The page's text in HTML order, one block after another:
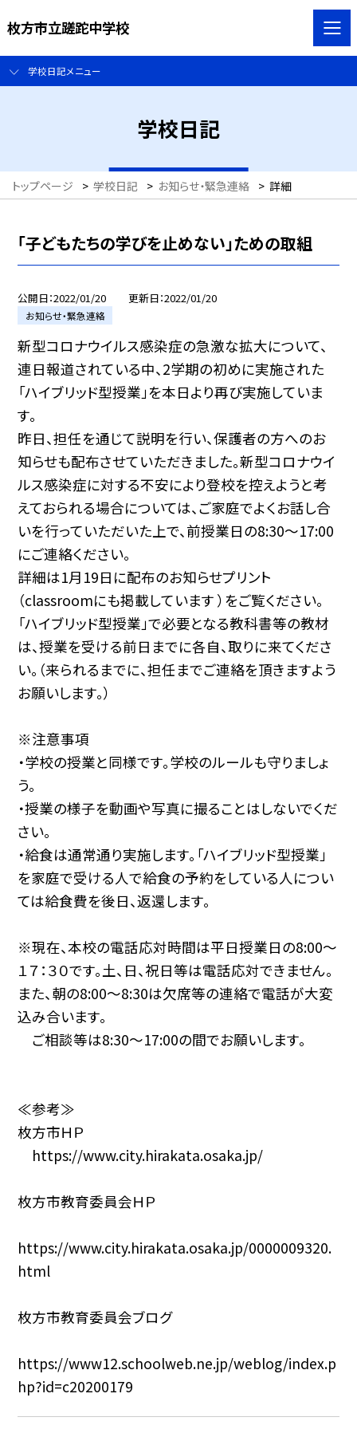
枚方市立蹉跎中学校
学校日記メニュー
学校日記
トップページ > 学校日記 > お知らせ・緊急連絡 > 詳細
「子どもたちの学びを止めない」ための取組
公開日 2022/01/20 更新日 2022/01/20
お知らせ・緊急連絡
新型コロナウイルス感染症の急激な拡大について、
連日報道されている中、2学期の初めに実施された
「ハイブリッド型授業」を本日より再び実施していま
す。
昨日、担任を通じて説明を行い、保護者の方へのお
知らせも配布させていただきました。新型コロナウイ
ルス感染症に対する不安により登校を控えようと考
えておられる場合については、ご家庭でよくお話し合
いを行っていただいた上で、前授業日の8:30〜17:00
にご連絡ください。
詳細は1月19日に配布のお知らせプリント
（classroomにも掲載しています ）をご覧ください。
「ハイブリッド型授業」で必要となる教科書等の教材
は、授業を受ける前日までに各自、取りに来てくださ
い。（来られるまでに、担任までご連絡を頂きますよう
お願いします。）
※注意事項
・学校の授業と同様です。学校のルールも守りましょ
う。
・授業の様子を動画や写真に撮ることはしないでくだ
さい。
・給食は通常通り実施します。「ハイブリッド型授業」
を家庭で受ける人で給食の予約をしている人につい
ては給食費を後日、返還します。
※現在、本校の電話応対時間は平日授業日の8:00〜
１７：３０です。土、日、祝日等は電話応対できません。
また、朝の8:00〜8:30は欠席等の連絡で電話が大変
込み合います。
ご相談等は8:30〜17:00の間でお願いします。
≪参考≫
枚方市ＨＰ
https://www.city.hirakata.osaka.jp/
枚方市教育委員会ＨＰ
https://www.city.hirakata.osaka.jp/0000009320.
html
枚方市教育委員会ブログ
https://www12.schoolweb.ne.jp/weblog/index.p
hp?id=c20200179